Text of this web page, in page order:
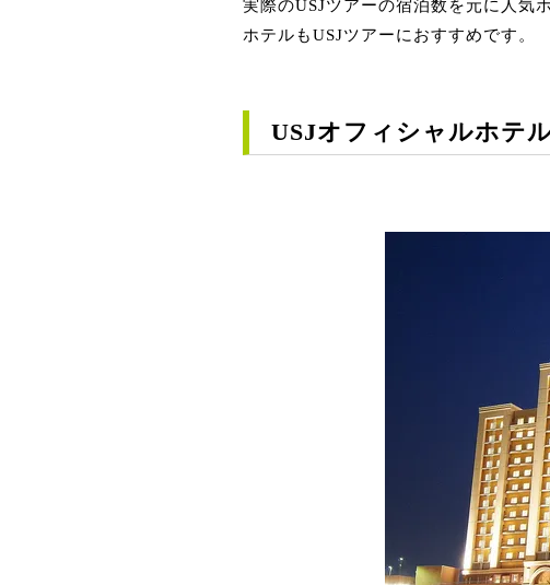
実際のUSJツアーの宿泊数を元に人気
ホテルもUSJツアーにおすすめです。
USJオフィシャルホテ